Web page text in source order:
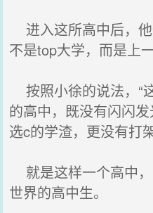
进入这所高中后，
不是top大学，而是上
按照小徐的说法，“
的高中，既没有闪闪
选c的学渣，更没有打
就是这样一个高中
世界的高中生。